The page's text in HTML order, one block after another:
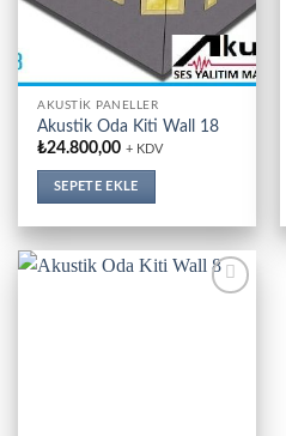
AKUSTIK PANELLER
Akustik Oda Kiti Wall 18
₺24.800,00 + KDV
SEPETE EKLE